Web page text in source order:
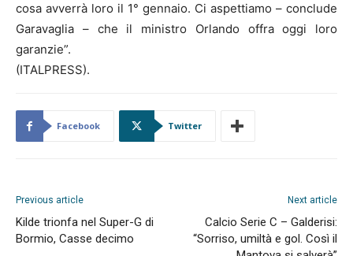
cosa avverrà loro il 1° gennaio. Ci aspettiamo – conclude
Garavaglia – che il ministro Orlando offra oggi loro
garanzie”.
(ITALPRESS).
Facebook Twitter
Previous article
Kilde trionfa nel Super-G di
Bormio, Casse decimo
Next article
Calcio Serie C – Galderisi:
“Sorriso, umiltà e gol. Così il